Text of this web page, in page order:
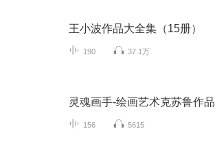
王小波作品大全集（15册）
190 37.1万
灵魂画手-绘画艺术克苏鲁作品
156 5615